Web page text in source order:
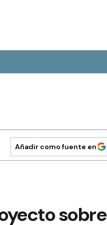
Añadir como fuente en
sobre